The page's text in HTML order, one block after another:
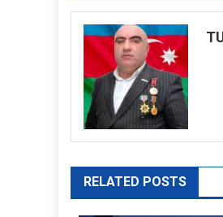
naviqasiyası
RELATED POSTS